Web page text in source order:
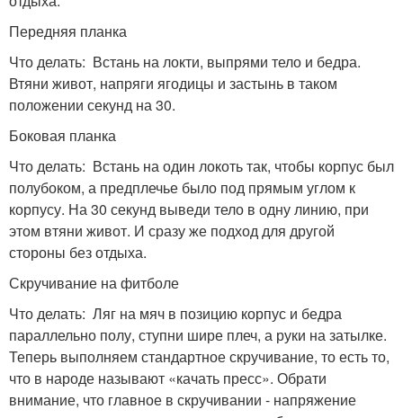
Передняя планка
Что делать: Встань на локти, выпрями тело и бедра.
Втяни живот, напряги ягодицы и застынь в таком
положении секунд на 30.
Боковая планка
Что делать: Встань на один локоть так, чтобы корпус был
полубоком, а предплечье было под прямым углом к
корпусу. На 30 секунд выведи тело в одну линию, при
этом втяни живот. И сразу же подход для другой
стороны без отдыха.
Скручивание на фитболе
Что делать: Ляг на мяч в позицию корпус и бедра
параллельно полу, ступни шире плеч, а руки на затылке.
Теперь выполняем стандартное скручивание, то есть то,
что в народе называют «качать пресс». Обрати
внимание, что главное в скручивании - напряжение